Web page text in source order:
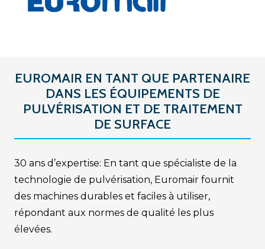
EUROMAIR EN TANT QUE PARTENAIRE
DANS LES ÉQUIPEMENTS DE
PULVÉRISATION ET DE TRAITEMENT
DE SURFACE
30 ans d’expertise: En tant que spécialiste de la
technologie de pulvérisation, Euromair fournit
des machines durables et faciles à utiliser,
répondant aux normes de qualité les plus
élevées.